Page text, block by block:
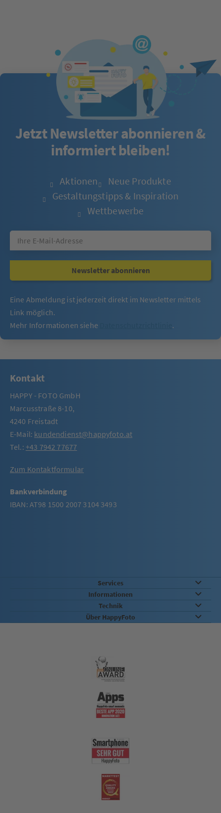
Jetzt Newsletter abonnieren &
informiert bleiben!
Aktionen
Neue Produkte
Gestaltungstipps & Inspiration
Wettbewerbe
Newsletter abonnieren
Eine Abmeldung ist jederzeit direkt im Newsletter mittels
Link möglich.
Mehr Informationen siehe
.
Kontakt
HAPPY - FOTO GmbH
Marcusstraße 8-10,
4240 Freistadt
E-Mail: kundendienst@happyfoto.at
Tel.: +43 7942 77677
Zum Kontaktformular
Bankverbindung
IBAN: AT98 1500 2007 3104 3493
Services
Informationen
Technik
Über HappyFoto